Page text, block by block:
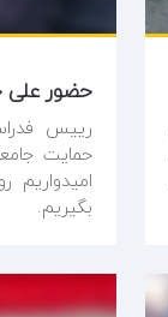
رییس
حمایت
بگیریم.